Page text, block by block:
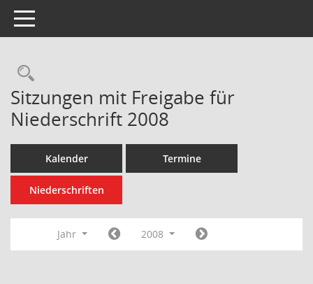
Toggle navigation
Rechercheauswahl
Sitzungen mit Freigabe für
Niederschrift 2008
Kalender Termine
Niederschriften
Jahr 2008